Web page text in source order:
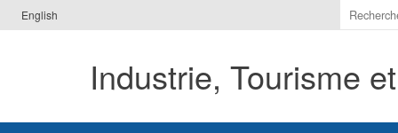
English
Indiquer
les
à
Industrie, Tourisme